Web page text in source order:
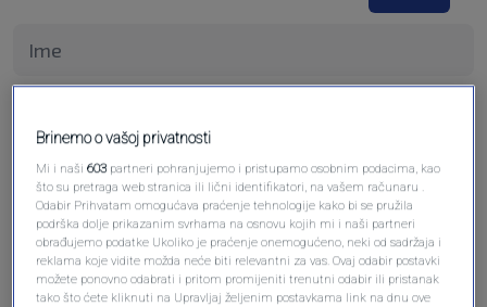
Pošalji komentar
Brinemo o vašoj privatnosti
Mi i naši603 partneri pohranjujemo i pristupamo osobnim podacima, kao
što su pretraga web stranica ili lični identifikatori, na vašem računaru .
Odabir Prihvatam omogućava praćenje tehnologije kako bi se pružila
podrška dolje prikazanim svrhama na osnovu kojih mi i naši partneri
obrađujemo podatke Ukoliko je praćenje onemogućeno, neki od sadržaja i
reklama koje vidite možda neće biti relevantni za vas. Ovaj odabir postavki
možete ponovno odabrati i pritom promijeniti trenutni odabir ili pristanak
tako što ćete kliknuti na Upravljaj željenim postavkama link na dnu ove